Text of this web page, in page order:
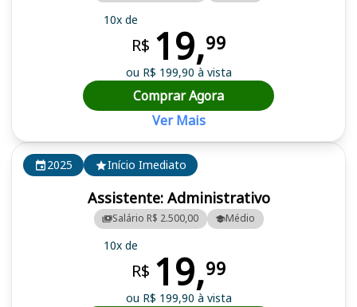
2025 Início Imediato
Assistente: Administrativo
Salário R$ 2.500,00 Médio
10x de
R$ 19,99
ou R$ 199,90 à vista
10x de
R$ 19,99
ou R$ 199,90 à vista
Comprar Agora
Ver Mais